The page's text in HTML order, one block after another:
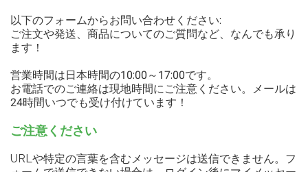
以下のフォームからお問い合わせください:
ご注文や発送、商品についてのご質問など、なんでも承り
ます！
営業時間は日本時間の10:00～17:00です。
お電話でのご連絡は現地時間にご注意ください。メールは
24時間いつでも受け付けています！
ご注意ください
URLや特定の言葉を含むメッセージは送信できません。フ